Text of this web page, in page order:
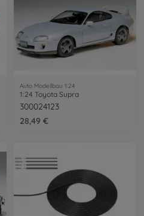
Auto Modellbau 1:24
1:24 Toyota Supra
300024123
28,49 €